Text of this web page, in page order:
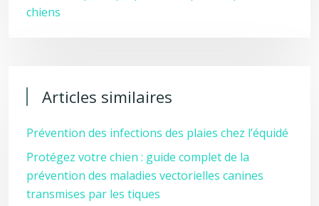
chiens
Articles similaires
Prévention des infections des plaies chez l’équidé
Protégez votre chien : guide complet de la
prévention des maladies vectorielles canines
transmises par les tiques